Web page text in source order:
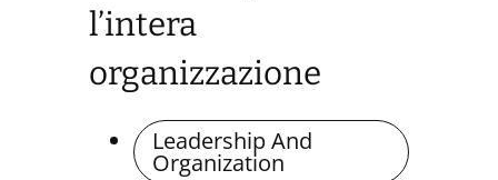
l’intera
organizzazione
Leadership And
Organization